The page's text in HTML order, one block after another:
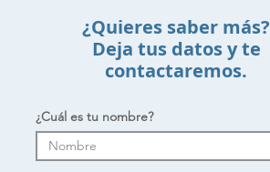
¿Quieres saber más?
Deja tus datos y te
contactaremos.
¿Cuál es tu nombre?